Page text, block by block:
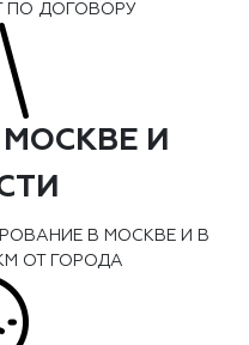
ПО ДОГОВОРУ
И
В МОСКВЕ И В
ОТ ГОРОДА